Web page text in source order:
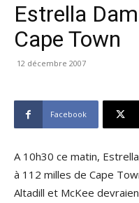
Estrella
Cape Town
12 décembre 2007
Facebook
A 10h30 ce matin,
à 112 milles de Cape
Altadill et McKee